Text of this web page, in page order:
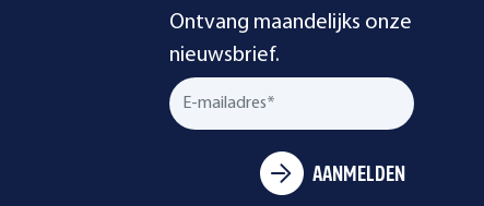
Ontvang maandelijks onze
nieuwsbrief.